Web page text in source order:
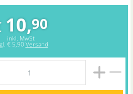
10,90
inkl. MwSt
€ 5,90 Versand